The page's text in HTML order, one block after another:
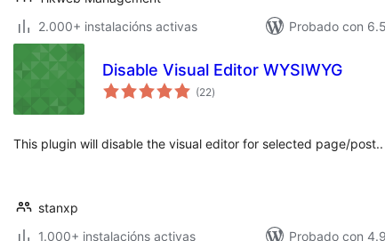
2.000+ instalacións activas
Probado con
Disable Visual Editor WYSIWYG
(22valoracións
totais
)
This plugin will disable the visual editor for selected page/post..
stanxp
1.000+ instalacións activas
Probado con